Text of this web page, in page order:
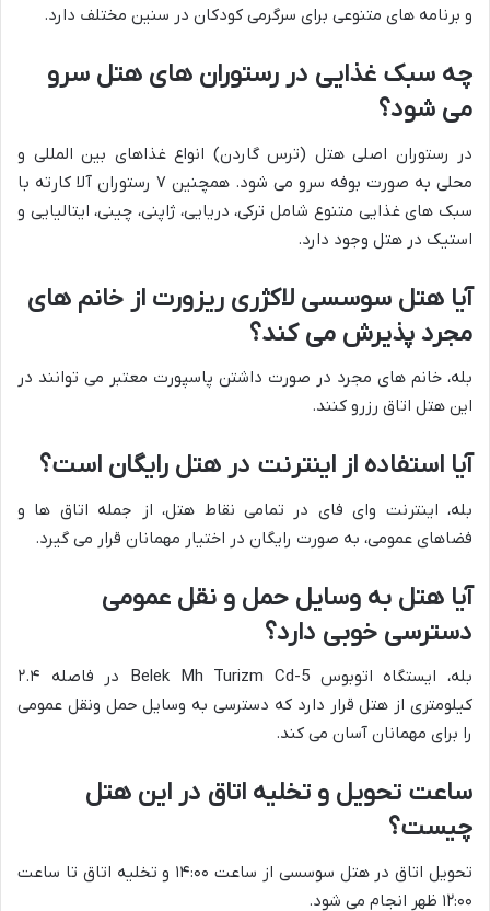
و برنامه های متنوعی برای سرگرمی کودکان در سنین مختلف دارد.
چه سبک غذایی در رستوران های هتل سرو
می شود؟
در رستوران اصلی هتل (ترس گاردن) انواع غذاهای بین المللی و
محلی به صورت بوفه سرو می شود. همچنین ۷ رستوران آلا کارته با
سبک های غذایی متنوع شامل ترکی، دریایی، ژاپنی، چینی، ایتالیایی و
استیک در هتل وجود دارد.
آیا هتل سوسسی لاکژری ریزورت از خانم های
مجرد پذیرش می کند؟
بله، خانم های مجرد در صورت داشتن پاسپورت معتبر می توانند در
این هتل اتاق رزرو کنند.
آیا استفاده از اینترنت در هتل رایگان است؟
بله، اینترنت وای فای در تمامی نقاط هتل، از جمله اتاق ها و
فضاهای عمومی، به صورت رایگان در اختیار مهمانان قرار می گیرد.
آیا هتل به وسایل حمل و نقل عمومی
دسترسی خوبی دارد؟
بله، ایستگاه اتوبوس Belek Mh Turizm Cd-5 در فاصله ۲.۴
کیلومتری از هتل قرار دارد که دسترسی به وسایل حمل ونقل عمومی
را برای مهمانان آسان می کند.
ساعت تحویل و تخلیه اتاق در این هتل
چیست؟
تحویل اتاق در هتل سوسسی از ساعت ۱۴:۰۰ و تخلیه اتاق تا ساعت
۱۲:۰۰ ظهر انجام می شود.